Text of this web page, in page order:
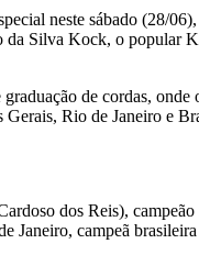
neste sábado (28/
Silva Kock, o popular
de cordas,
Rio de Janeiro e
dos Reis),
campeã